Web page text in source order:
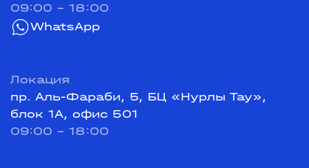
09:00 - 18:00
WhatsApp
Локация
пр. Аль-Фараби, 5, БЦ «Нурлы Тау»,
блок 1А, офис 501
09:00 - 18:00